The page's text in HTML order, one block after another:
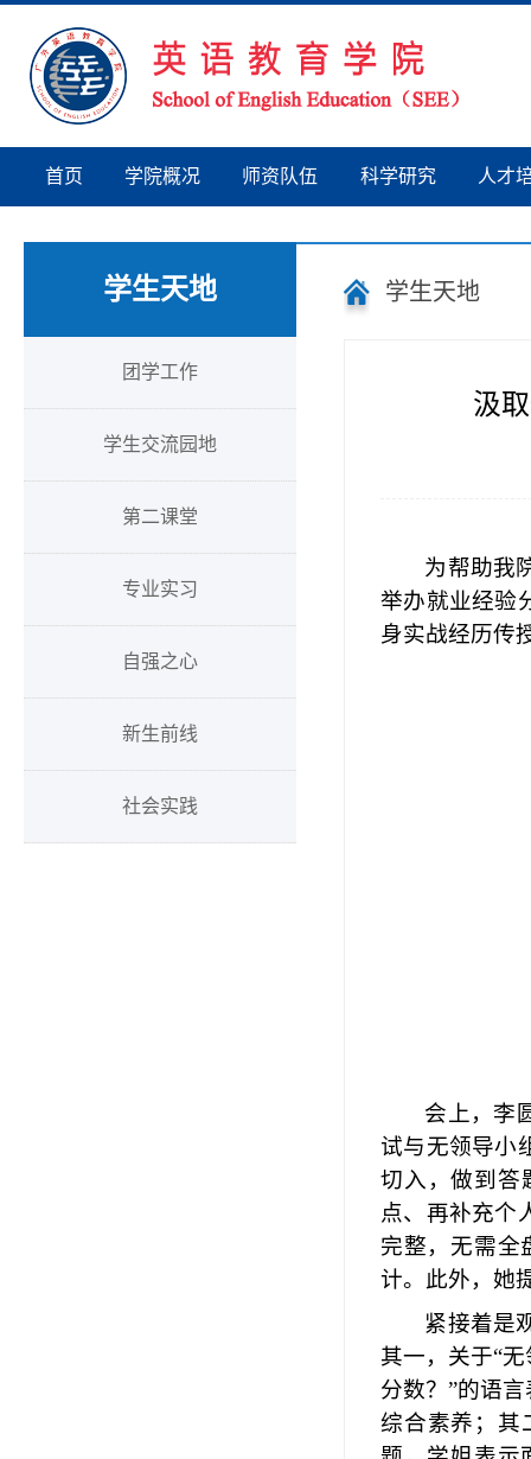
首页 学院概况 师资队伍 科学研究 人才
学生天地
团学工作
学生交流园地
第二课堂
专业实习
自强之心
新生前线
社会实践
学生天地
汲
为帮助我
举办就业经验
身实战经历传
会上， 李
试与无领导小
切入，做到答
点、再补充个
完整，无需全
计。此外，她
紧接着是
其一，关于“
分数？”的语
综合素养；其